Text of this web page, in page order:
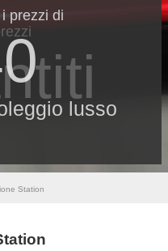
prezzi di
lusso
Station